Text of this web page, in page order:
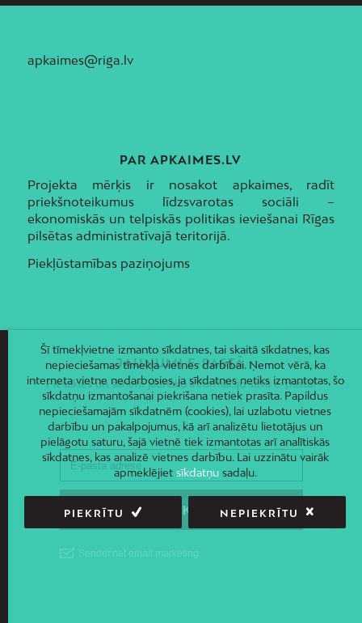
apkaimes@riga.lv
PAR APKAIMES.LV
Projekta mērķis ir nosakot apkaimes, radīt
priekšnoteikumus līdzsvarotas sociāli –
ekonomiskās un telpiskās politikas ieviešanai Rīgas
pilsētas administratīvajā teritorijā.
Piekļūstamības paziņojums
JAUNUMI E-PASTĀ
Piesakies un saņem jaunāko informāciju savā e-pastā!
Šī tīmekļvietne izmanto sīkdatnes, tai skaitā sīkdatnes, kas
nepieciešamas tīmekļa vietnes darbībai. Ņemot vērā, ka
interneta vietne nedarbosies, ja sīkdatnes netiks izmantotas, šo
sīkdatņu izmantošanai piekrišana netiek prasīta. Papildus
nepieciešamajām sīkdatnēm (cookies), lai uzlabotu vietnes
darbību un pakalpojumus, kā arī analizētu lietotājus un
pielāgotu saturu, šajā vietnē tiek izmantotas arī analītiskās
sīkdatnes, kas analizē vietnes darbību. Lai uzzinātu vairāk
apmeklējiet sīkdatņusadaļu.
PIEKRĪTU NEPIEKRĪTU